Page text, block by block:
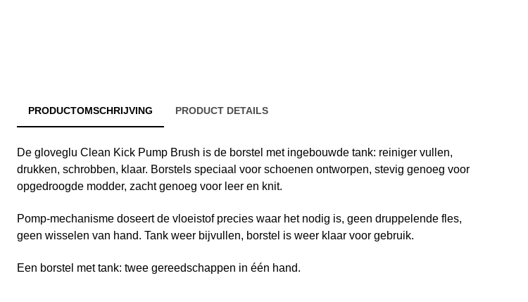
PRODUCTOMSCHRIJVING PRODUCT DETAILS
De gloveglu Clean Kick Pump Brush is de borstel met ingebouwde tank: reiniger vullen,
drukken, schrobben, klaar. Borstels speciaal voor schoenen ontworpen, stevig genoeg voor
opgedroogde modder, zacht genoeg voor leer en knit.
Pomp-mechanisme doseert de vloeistof precies waar het nodig is, geen druppelende fles,
geen wisselen van hand. Tank weer bijvullen, borstel is weer klaar voor gebruik.
Een borstel met tank: twee gereedschappen in één hand.